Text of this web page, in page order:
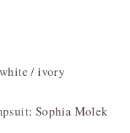
/ ivory
Sophia Molek